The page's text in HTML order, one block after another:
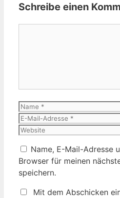
Schreibe einen
Name
Name, E-Mail-Adresse
Browser für meinen
speichern.
Mit dem Abschicken